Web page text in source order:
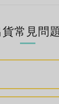
常見問